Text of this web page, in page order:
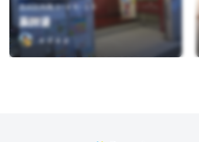
墨田区向島３−４６−１０
薬師湯
ａｄａｐ